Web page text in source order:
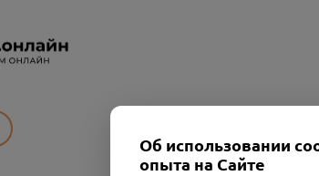
Об использовании
опыта на Сайте